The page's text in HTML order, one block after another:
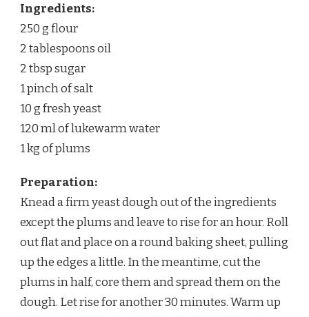
Ingredients:
250 g flour
2 tablespoons oil
2 tbsp sugar
1 pinch of salt
10 g fresh yeast
120 ml of lukewarm water
1 kg of plums
Preparation:
Knead a firm yeast dough out of the ingredients
except the plums and leave to rise for an hour. Roll
out flat and place on a round baking sheet, pulling
up the edges a little. In the meantime, cut the
plums in half, core them and spread them on the
dough. Let rise for another 30 minutes. Warm up